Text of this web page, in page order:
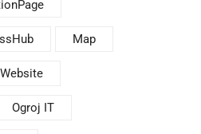
Map
Ogroj IT